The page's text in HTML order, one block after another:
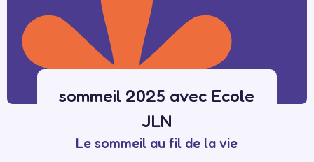
sommeil 2025 avec Ecole
JLN
Le sommeil au fil de la vie